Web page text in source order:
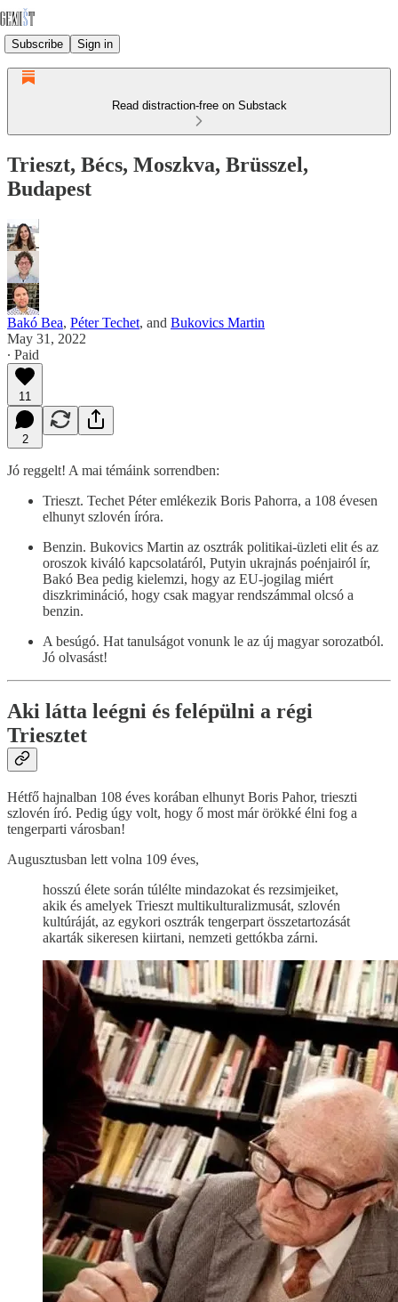
Subscribe Sign in
Read distraction-free on Substack
Trieszt, Bécs, Moszkva, Brüsszel,
Budapest
Bakó Bea, Péter Techet, and Bukovics Martin
May 31, 2022
∙ Paid
11
2
Jó reggelt! A mai témáink sorrendben:
Trieszt. Techet Péter emlékezik Boris Pahorra, a 108 évesen
elhunyt szlovén íróra.
Benzin. Bukovics Martin az osztrák politikai-üzleti elit és az
oroszok kiváló kapcsolatáról, Putyin ukrajnás poénjairól ír,
Bakó Bea pedig kielemzi, hogy az EU-jogilag miért
diszkrimináció, hogy csak magyar rendszámmal olcsó a
benzin.
A besúgó. Hat tanulságot vonunk le az új magyar sorozatból.
Jó olvasást!
Aki látta leégni és felépülni a régi
Triesztet
Hétfő hajnalban 108 éves korában elhunyt Boris Pahor, trieszti
szlovén író. Pedig úgy volt, hogy ő most már örökké élni fog a
tengerparti városban!
Augusztusban lett volna 109 éves,
hosszú élete során túlélte mindazokat és rezsimjeiket,
akik és amelyek Trieszt multikulturalizmusát, szlovén
kultúráját, az egykori osztrák tengerpart összetartozását
akarták sikeresen kiirtani, nemzeti gettókba zárni.